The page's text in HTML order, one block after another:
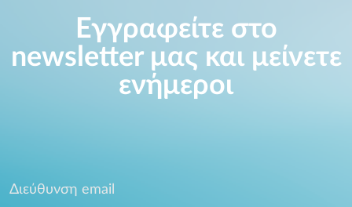
Εγγραφείτε στο
newsletter μας και μείνετε
ενήμεροι